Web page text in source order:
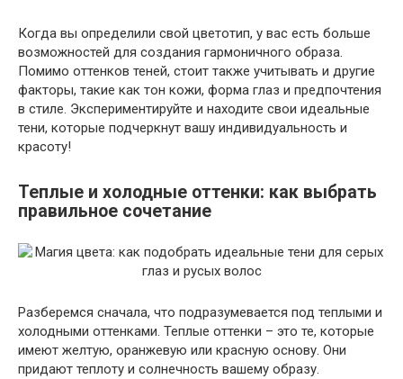
Когда вы определили свой цветотип, у вас есть больше
возможностей для создания гармоничного образа.
Помимо оттенков теней, стоит также учитывать и другие
факторы, такие как тон кожи, форма глаз и предпочтения
в стиле. Экспериментируйте и находите свои идеальные
тени, которые подчеркнут вашу индивидуальность и
красоту!
Теплые и холодные оттенки: как выбрать
правильное сочетание
Разберемся сначала, что подразумевается под теплыми и
холодными оттенками. Теплые оттенки – это те, которые
имеют желтую, оранжевую или красную основу. Они
придают теплоту и солнечность вашему образу.